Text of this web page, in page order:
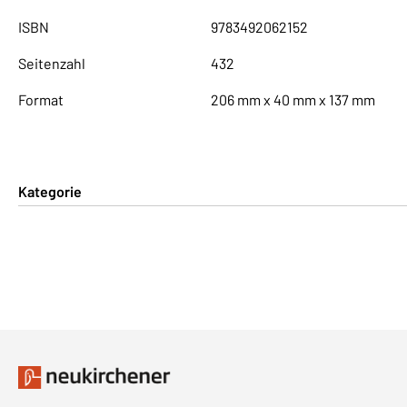
ISBN 9783492062152
Seitenzahl 432
Format 206 mm x 40 mm x 137 mm
Kategorie